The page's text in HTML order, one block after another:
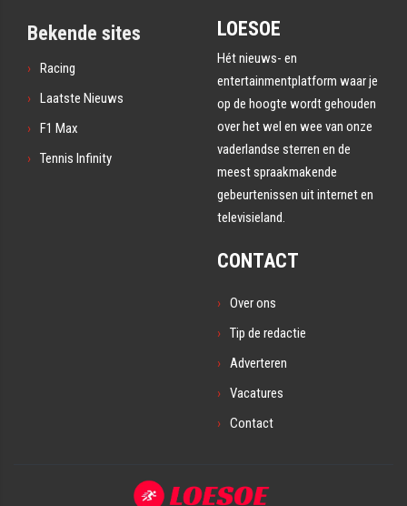
Bekende sites
Racing
Laatste Nieuws
F1 Max
Tennis Infinity
LOESOE
Hét nieuws- en
entertainmentplatform waar je
op de hoogte wordt gehouden
over het wel en wee van onze
vaderlandse sterren en de
meest spraakmakende
gebeurtenissen uit internet en
televisieland.
CONTACT
Over ons
Tip de redactie
Adverteren
Vacatures
Contact